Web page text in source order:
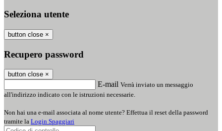
Seleziona utente
button close ×
Recupero password
button close ×
E-mail Verrà inviato un messaggio
all'indirizzo indicato con le istruzioni necessarie.
Non hai una e-mail associata al nome utente? Effettua il reset della password
tramite la Login Spaggiari